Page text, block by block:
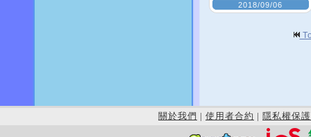
2018/09/06
關於我們 | 使用者合約 | 隱私權保護